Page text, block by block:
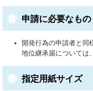
申請に必要なもの
開発行為の申請者と同
地位継承届については
指定用紙サイズ